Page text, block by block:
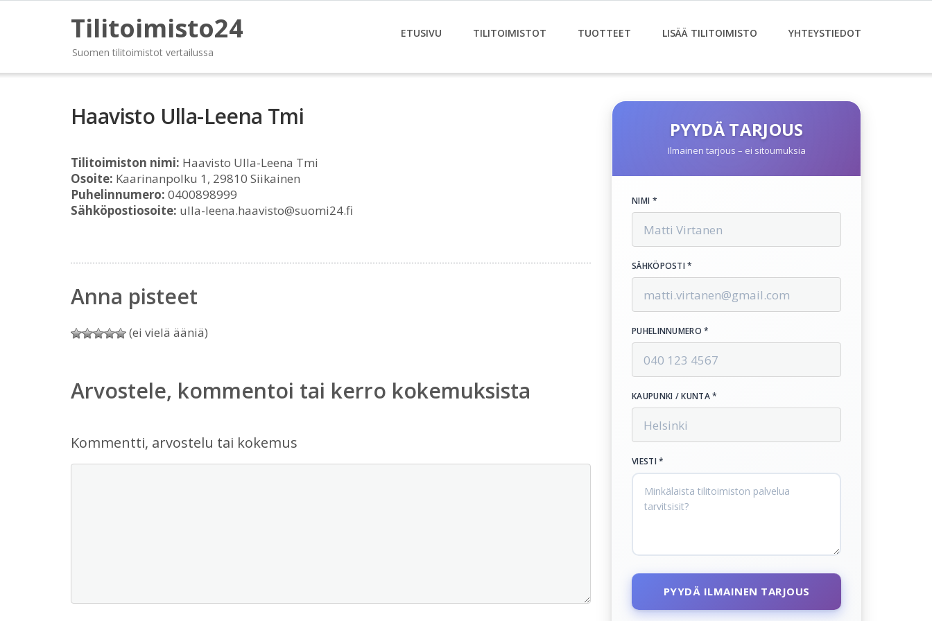
Tilitoimisto24
Suomen tilitoimistot vertailussa
ETUSIVU TILITOIMISTOT TUOTTEET LISÄÄ TILITOIMISTO YHTEYSTIEDOT
Haavisto Ulla-Leena Tmi
Tilitoimiston nimi: Haavisto Ulla-Leena Tmi
Osoite: Kaarinanpolku 1, 29810 Siikainen
Puhelinnumero: 0400898999
Sähköpostiosoite: ulla-leena.haavisto@suomi24.fi
Anna pisteet
(ei vielä ääniä)
Arvostele, kommentoi tai kerro kokemuksista
Kommentti, arvostelu tai kokemus
PYYDÄ TARJOUS
Ilmainen tarjous – ei sitoumuksia
NIMI *
SÄHKÖPOSTI *
PUHELINNUMERO *
KAUPUNKI / KUNTA *
VIESTI *
PYYDÄ ILMAINEN TARJOUS